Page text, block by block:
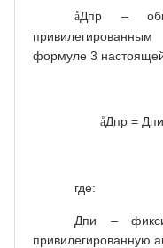
åДпр –
формуле 3
åДпр
где:
Дпи –
привилегированную